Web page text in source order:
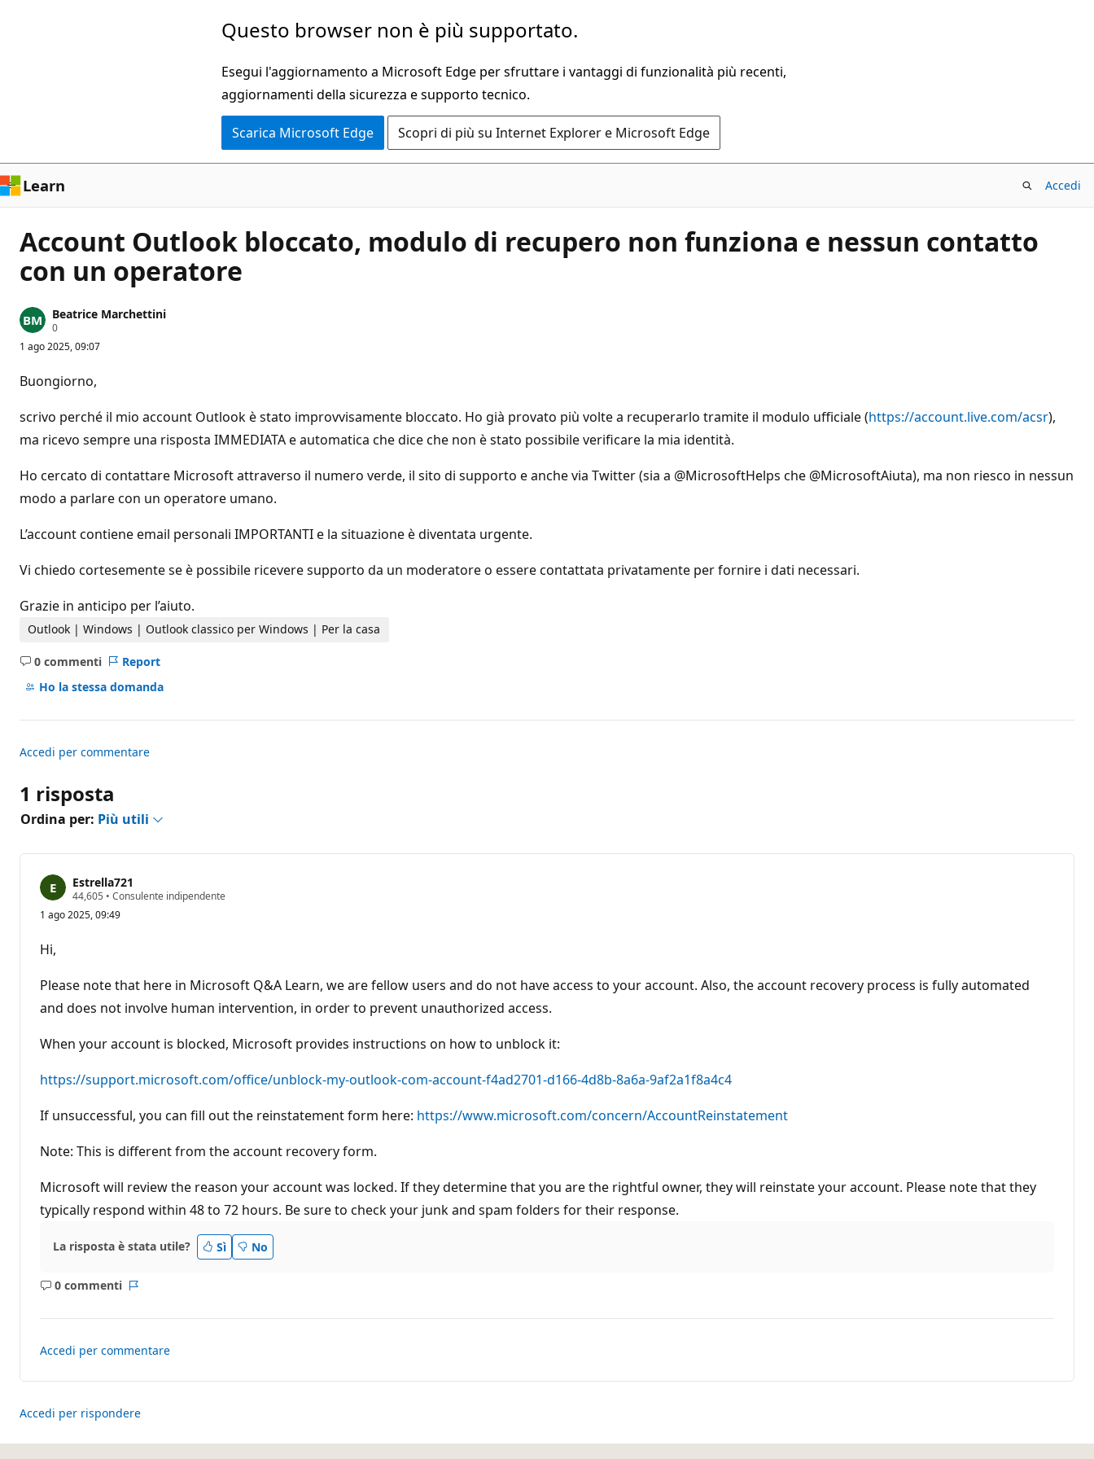
Questo browser non è più supportato.
Esegui l'aggiornamento a Microsoft Edge per sfruttare i vantaggi di funzionalità più recenti,
aggiornamenti della sicurezza e supporto tecnico.
Scarica Microsoft Edge Scopri di più su Internet Explorer e Microsoft Edge
Learn Accedi
Account Outlook bloccato, modulo di recupero non funziona e nessun contatto
con un operatore
Beatrice Marchettini
0P
n
i
d
r
e
p
u
a
e
1 ago 2025, 09:07
Buongiorno,
scrivo perché il mio account Outlook è stato improvvisamente bloccato. Ho già provato più volte a recuperarlo tramite il modulo ufficiale (https://account.live.com/acsr),
ma ricevo sempre una risposta IMMEDIATA e automatica che dice che non è stato possibile verificare la mia identità.
Ho cercato di contattare Microsoft attraverso il numero verde, il sito di supporto e anche via Twitter (sia a @MicrosoftHelps che @MicrosoftAiuta), ma non riesco in nessun
modo a parlare con un operatore umano.
L’account contiene email personali IMPORTANTI e la situazione è diventata urgente.
Vi chiedo cortesemente se è possibile ricevere supporto da un moderatore o essere contattata privatamente per fornire i dati necessari.
Grazie in anticipo per l’aiuto.
Outlook | Windows | Outlook classico per Windows | Per la casa
0 commenti
Nessun
commento
Report
Ho la stessa domanda
Accedi per commentare
1 risposta
Ordina per: Più utili
Estrella721
44,605 P
n
r
e
p
u
a
o
n
• Consulente indipendente
1 ago 2025, 09:49
Hi,
Please note that here in Microsoft Q&A Learn, we are fellow users and do not have access to your account. Also, the account recovery process is fully automated
and does not involve human intervention, in order to prevent unauthorized access.
When your account is blocked, Microsoft provides instructions on how to unblock it:
https://support.microsoft.com/office/unblock-my-outlook-com-account-f4ad2701-d166-4d8b-8a6a-9af2a1f8a4c4
If unsuccessful, you can fill out the reinstatement form here: https://www.microsoft.com/concern/AccountReinstatement
Note: This is different from the account recovery form.
Microsoft will review the reason your account was locked. If they determine that you are the rightful owner, they will reinstate your account. Please note that they
typically respond within 48 to 72 hours. Be sure to check your junk and spam folders for their response.
La risposta è stata utile? Sì No
0 commenti
Nessun
Accedi per commentare
Accedi per rispondere